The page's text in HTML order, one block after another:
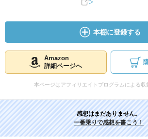
本棚に登録する
Amazon
詳細ページへ
本ページはアフィリエイトプログラムによる収
感想はまだありません。
一番乗りで感想を書こう！